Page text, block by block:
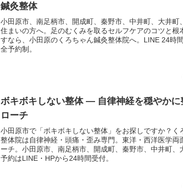
鍼灸整体
小田原市、南足柄市、開成町、秦野市、中井町、大井町
住まいの方へ。足のむくみを取るセルフケアのコツと根
すなら、小田原のくろちゃん鍼灸整体院へ。LINE 24時
全予約制。
ボキボキしない整体 — 自律神経を穏やかに
ローチ
小田原市で「ボキボキしない整体」をお探しですか？く
整体院は自律神経・頭痛・歪み専門。東洋・西洋医学両
ーチ。小田原市、南足柄市、開成町、秦野市、中井町、
予約はLINE・HPから24時間受付。